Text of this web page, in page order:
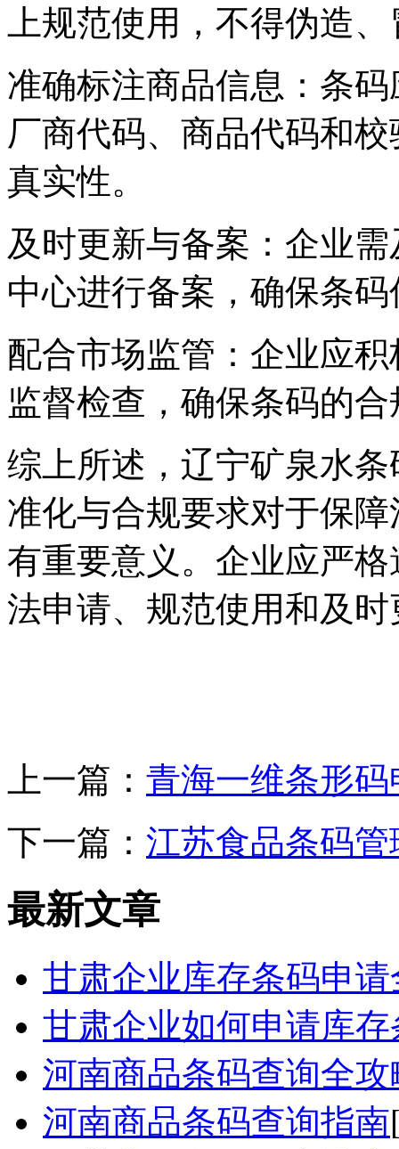
上规范使用，不得伪造
准确标注商品信息‌：条
厂商代码、商品代码和
真实性。
及时更新与备案‌：企业
中心进行备案，确保条
配合市场监管‌：企业应
监督检查，确保条码的
综上所述，辽宁矿泉水
准化与合规要求对于保
有重要意义。企业应严
法申请、规范使用和及时
上一篇： 青海一维条形
下一篇： 江苏食品条码
最新文章
甘肃企业库存条码申
甘肃企业如何申请库存
河南商品条码查询全攻
河南商品条码查询指南